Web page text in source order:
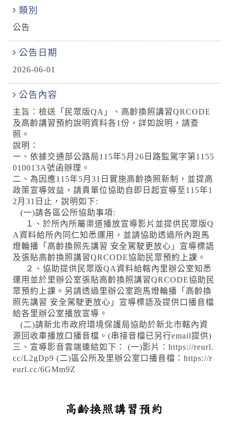
類別
公告
公告日期
2026-06-01
公告內容
主旨：檢送「民眾版QA」、高齡換照講習QRCODE
及高齡講習預約說明資料各1份，詳如說明，請查
照。
說明：
一、依據交通部公路局115年5月26日路監駕字第1155
010013A號函辦理。
二、為因應115年5月31日實施高齡換照新制，並提高
政策宣導效益，請貴單位協助自即日起宣導至115年1
2月31日止，說明如下:
(一)請各區公所協助事項:
１、於所內所屬渠道播放宣導影片並提供民眾版Q
A資料給所內同仁知悉運用，並請協助透過所內跑馬
燈輪播「高齡換照先講習 安全駕駛更放心」宣導標語
及張貼高齡換照講習QRCODE協助民眾預約上課。
２、協助提供民眾版QA資料給轄內里辦公室知悉
運用並於里辦公室張貼高齡換照講習QRCODE協助民
眾預約上課。另請透過里辦公室跑馬燈輪播「高齡換
照先講習 安全駕駛更放心」宣導標語及提供口播音檔
給各里辦公室播放宣導。
(二)請新北市政府環境保護局協助於新北市轄內資
源回收車播放口播音檔。(串接音檔已另行email提供)
三、宣導影音雲端連結如下： (一)影片：https://reurl.
cc/L2gDp9 (二)區公所及里辦公室口播音檔：https://r
eurl.cc/6GMm9Z